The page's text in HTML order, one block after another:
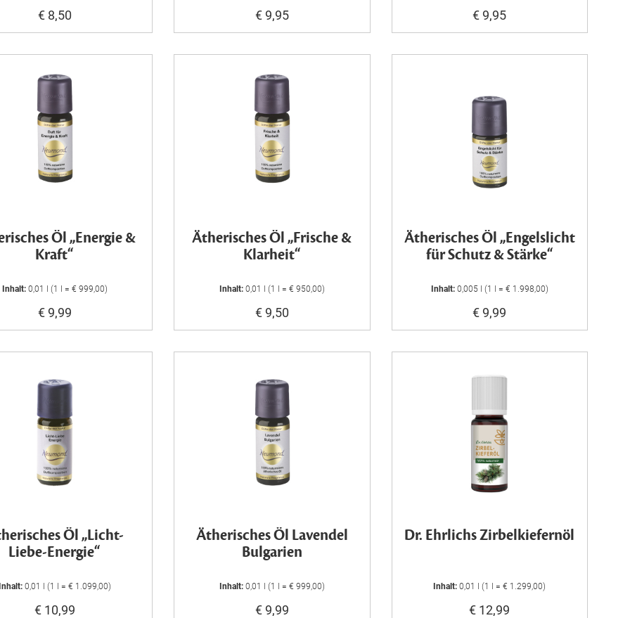
€ 8,50 € 9,95 € 9,95
Öl „Energie &
Kraft“
Inhalt: 0,01 l (1 l = € 999,00)
€ 9,99
Ätherisches Öl „Frische &
Klarheit“
Inhalt: 0,01 l (1 l = € 950,00)
€ 9,50
Ätherisches Öl „Engelslicht
für Schutz & Stärke“
Inhalt: 0,005 l (1 l = € 1.998,00)
€ 9,99
Öl „Licht-
Liebe-Energie“
0,01 l (1 l = € 1.099,00)
€ 10,99
Ätherisches Öl Lavendel
Bulgarien
Inhalt: 0,01 l (1 l = € 999,00)
€ 9,99
Dr. Ehrlichs Zirbelkiefernöl
Inhalt:0,01 l (1 l = € 1.299,00)
€ 12,99